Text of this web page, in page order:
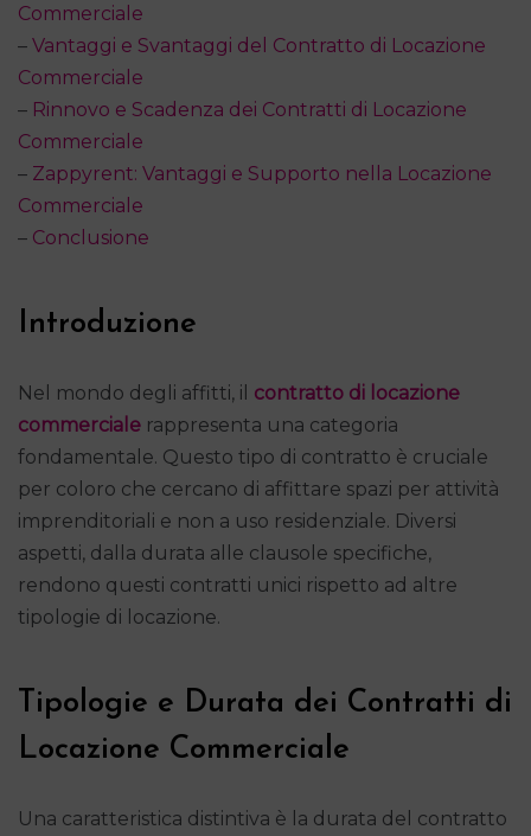
Commerciale
– Vantaggi e Svantaggi del Contratto di Locazione
Commerciale
– Rinnovo e Scadenza dei Contratti di Locazione
Commerciale
– Zappyrent: Vantaggi e Supporto nella Locazione
Commerciale
– Conclusione
Introduzione
Nel mondo degli affitti, il contratto di locazione
commerciale rappresenta una categoria
fondamentale. Questo tipo di contratto è cruciale
per coloro che cercano di affittare spazi per attività
imprenditoriali e non a uso residenziale. Diversi
aspetti, dalla durata alle clausole specifiche,
rendono questi contratti unici rispetto ad altre
tipologie di locazione.
Tipologie e Durata dei Contratti di
Locazione Commerciale
Una caratteristica distintiva è la durata del contratto